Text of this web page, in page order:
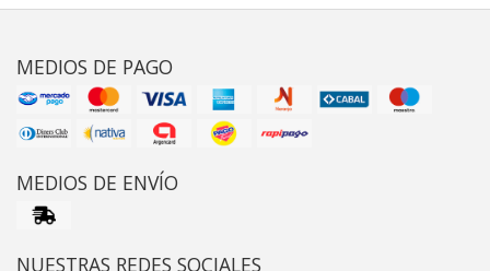
MEDIOS DE PAGO
MEDIOS DE ENVÍO
NUESTRAS REDES SOCIALES